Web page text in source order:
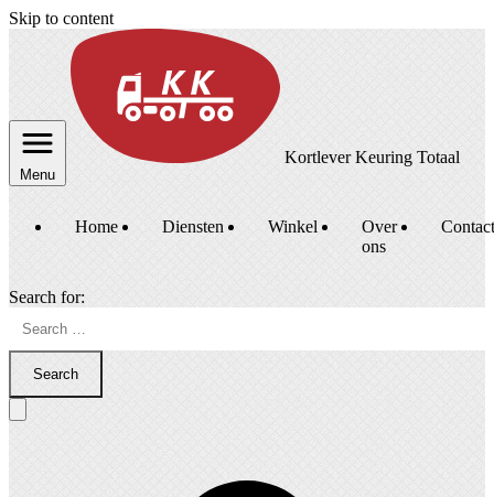
Skip to content
Menu
Kortlever Keuring Totaal
Home Diensten Winkel
Over
ons
Contact
Search for:
Search